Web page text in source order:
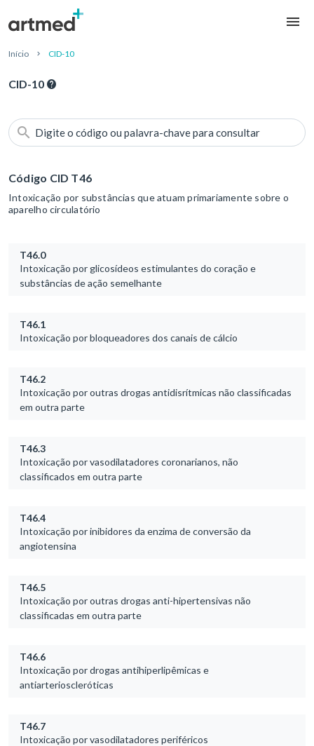
Início CID-10
CID-10
Digite o código ou palavra-chave para consultar
Código CID T46
Intoxicação por substâncias que atuam primariamente sobre o
aparelho circulatório
T46.0
Intoxicação por glicosídeos estimulantes do coração e
substâncias de ação semelhante
T46.1
Intoxicação por bloqueadores dos canais de cálcio
T46.2
Intoxicação por outras drogas antidisrítmicas não classificadas
em outra parte
T46.3
Intoxicação por vasodilatadores coronarianos, não
classificados em outra parte
T46.4
Intoxicação por inibidores da enzima de conversão da
angiotensina
T46.5
Intoxicação por outras drogas anti-hipertensivas não
classificadas em outra parte
T46.6
Intoxicação por drogas antihiperlipêmicas e
antiarterioscleróticas
T46.7
Intoxicação por vasodilatadores periféricos